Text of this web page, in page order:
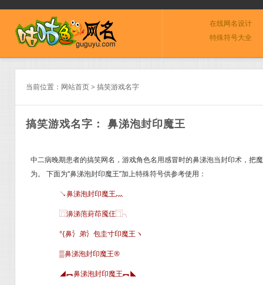
在线网名设计
特殊符号大全
当前位置： 网站首页> 搞笑游戏名字
搞笑游戏名字： 鼻涕泡封印魔王
中二病晚期患者的搞笑网名，游戏角色名用感冒时的鼻涕泡当封印术，把
为。 下面为“鼻涕泡封印魔王”加上特殊符号供参考使用：
↘鼻涕泡封印魔王灬
⿵濞涕萢葑茚魇仼⿹╮
°{鼻氵弟氵包圭寸印魔王ヽ
▒鼻涕泡封印魔王®
◢︻鼻涕泡封印魔王︻◣